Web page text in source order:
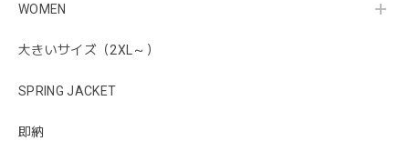
WOMEN
大きいサイズ（2XL～）
SPRING JACKET
即納